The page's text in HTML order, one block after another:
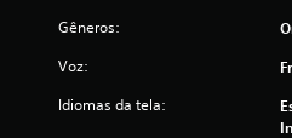
Gêneros:
Voz:
Idiomas da tela: